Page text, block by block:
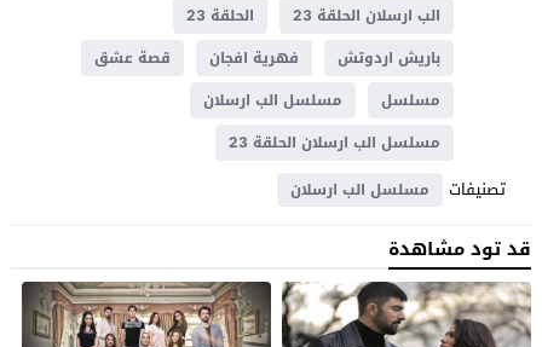
الب ارسلان الحلقة 23
الحلقة 23
باريش اردوتش
فهرية افجان
قصة عشق
مسلسل
مسلسل الب ارسلان
مسلسل الب ارسلان الحلقة 23
تصنيفات مسلسل الب ارسلان
قد تود مشاهدة